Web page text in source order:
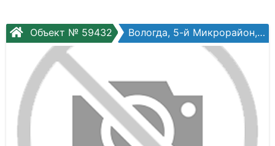
Объект № 59432 Вологда, 5-й Микрорайон, Маршала Конева ул, №